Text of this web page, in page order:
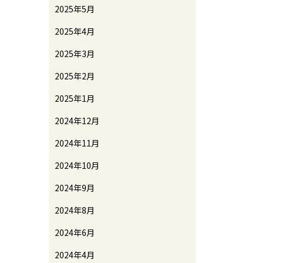
2025年5月
2025年4月
2025年3月
2025年2月
2025年1月
2024年12月
2024年11月
2024年10月
2024年9月
2024年8月
2024年6月
2024年4月